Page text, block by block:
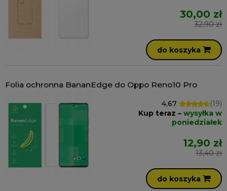
30,00 zł
32,90 zł
do koszyka
Folia ochronna BananEdge do Oppo Reno10 Pro
4,67
(19)
Kup teraz – wysyłka w
poniedziałek
12,90 zł
13,40 zł
do koszyka